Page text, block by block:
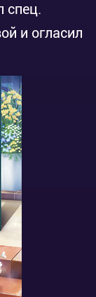
спец.
и огласил